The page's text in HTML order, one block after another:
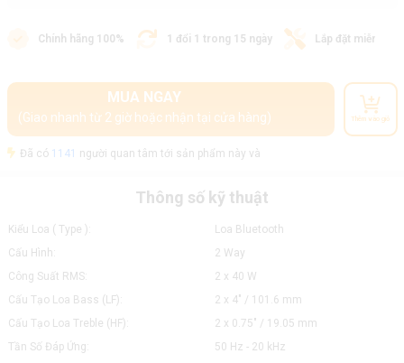
Chính hãng 100% 1 đổi 1 trong 15 ngày Lắp đặt miễn phí
MUA NGAY
(Giao nhanh từ 2 giờ hoặc nhận tại cửa hàng) Thêm vào giỏ
Đã có 1141 người quan tâm tới sản phẩm này và
Thông số kỹ thuật
Kiểu Loa ( Type ):
Loa Bluetooth
Cấu Hình:
2 Way
Công Suất RMS:
2 x 40 W
Cấu Tạo Loa Bass (LF):
2 x 4" / 101.6 mm
Cấu Tạo Loa Treble (HF):
2 x 0.75" / 19.05 mm
Tần Số Đáp Ứng:
50 Hz - 20 kHz